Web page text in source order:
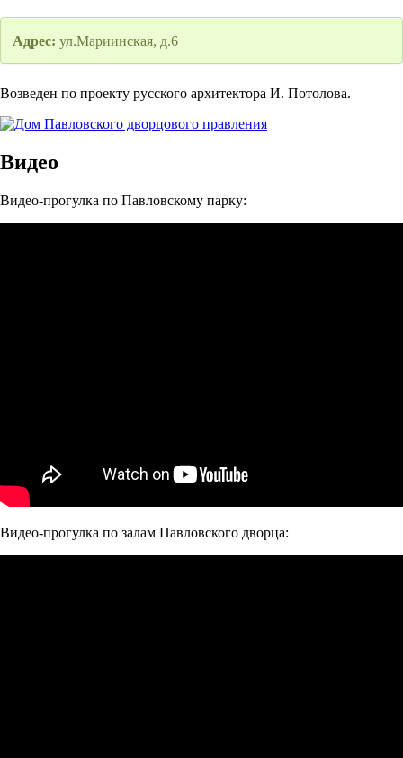
Адрес: ул.Мариинская, д.6
Возведен по проекту русского архитектора И. Потолова.
Видео
Видео-прогулка по Павловскому парку:
Видео-прогулка по залам Павловского дворца: